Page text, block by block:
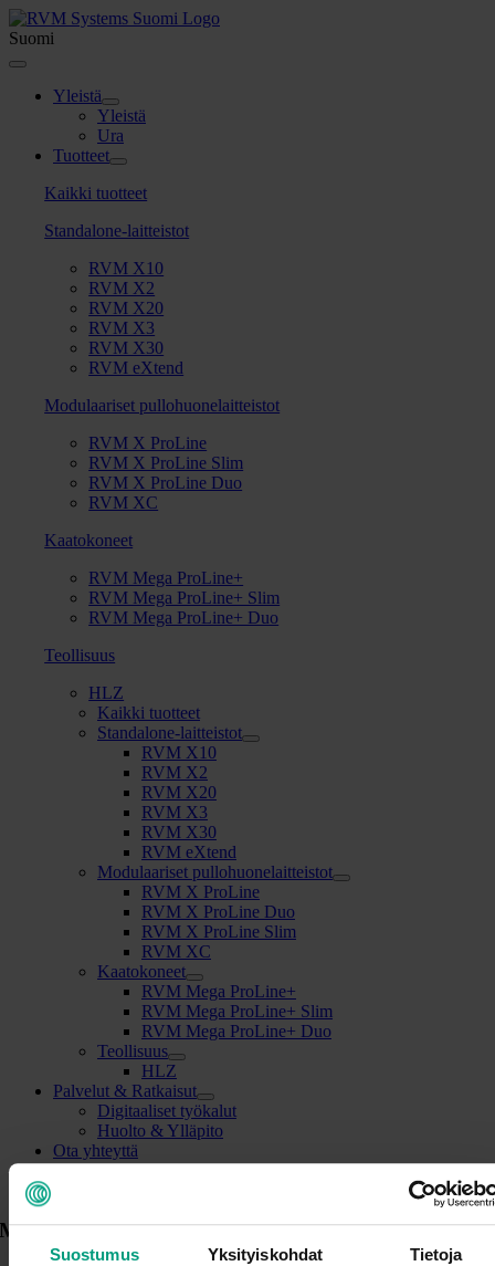
Suostumus Yksityiskohdat Tietoja
Skip
to
content
Suomi
Toggle
Navigation
Yleistä
Yleistä
Ura
Tuotteet
Kaikki tuotteet
Standalone-laitteistot
RVM X10
RVM X2
RVM X20
RVM X3
RVM X30
RVM eXtend
Modulaariset pullohuonelaitteistot
RVM X ProLine
RVM X ProLine Slim
RVM X ProLine Duo
RVM XC
Kaatokoneet
RVM Mega ProLine+
RVM Mega ProLine+ Slim
RVM Mega ProLine+ Duo
Teollisuus
HLZ
Kaikki tuotteet
Standalone-laitteistot
RVM X10
RVM X2
RVM X20
RVM X3
RVM X30
RVM eXtend
Modulaariset pullohuonelaitteistot
RVM X ProLine
RVM X ProLine Duo
RVM X ProLine Slim
RVM XC
Kaatokoneet
RVM Mega ProLine+
RVM Mega ProLine+ Slim
RVM Mega ProLine+ Duo
Teollisuus
HLZ
Palvelut & Ratkaisut
Digitaaliset työkalut
Huolto & Ylläpito
Ota yhteyttä
Modulaariset pullohuonelaitteistot
2025-03-
18T12:14:32+02:00
Modulaariset pullohuonelaitteistot